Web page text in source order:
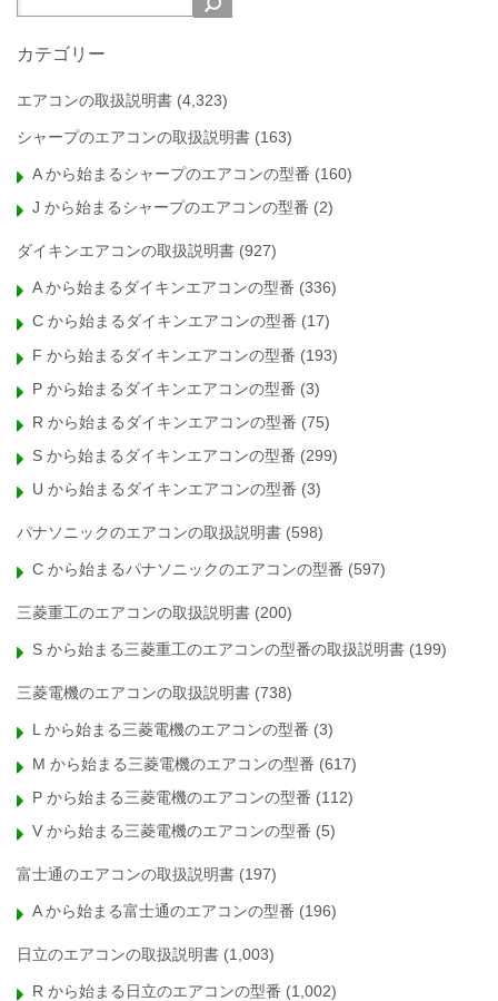
カテゴリー
エアコンの取扱説明書 (4,323)
シャープのエアコンの取扱説明書 (163)
A から始まるシャープのエアコンの型番 (160)
J から始まるシャープのエアコンの型番 (2)
ダイキンエアコンの取扱説明書 (927)
A から始まるダイキンエアコンの型番 (336)
C から始まるダイキンエアコンの型番 (17)
F から始まるダイキンエアコンの型番 (193)
P から始まるダイキンエアコンの型番 (3)
R から始まるダイキンエアコンの型番 (75)
S から始まるダイキンエアコンの型番 (299)
U から始まるダイキンエアコンの型番 (3)
パナソニックのエアコンの取扱説明書 (598)
C から始まるパナソニックのエアコンの型番 (597)
三菱重工のエアコンの取扱説明書 (200)
S から始まる三菱重工のエアコンの型番の取扱説明書 (199)
三菱電機のエアコンの取扱説明書 (738)
L から始まる三菱電機のエアコンの型番 (3)
M から始まる三菱電機のエアコンの型番 (617)
P から始まる三菱電機のエアコンの型番 (112)
V から始まる三菱電機のエアコンの型番 (5)
富士通のエアコンの取扱説明書 (197)
A から始まる富士通のエアコンの型番 (196)
日立のエアコンの取扱説明書 (1,003)
R から始まる日立のエアコンの型番 (1,002)